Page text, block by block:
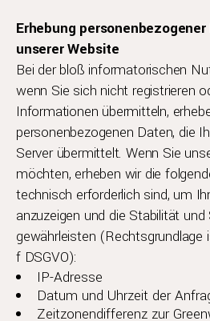
Erhebung
unserer Website
Bei der bloß informatorischen
wenn Sie sich nicht registrieren
Informationen übermitteln,
personenbezogenen Daten, die
Server übermittelt. Wenn Sie
möchten, erheben wir die
technisch erforderlich sind, um
anzuzeigen und die Stabilität und
gewährleisten
f DSGVO):
IP-Adresse
Datum und Uhrzeit der
Zeitzonendifferenz zur